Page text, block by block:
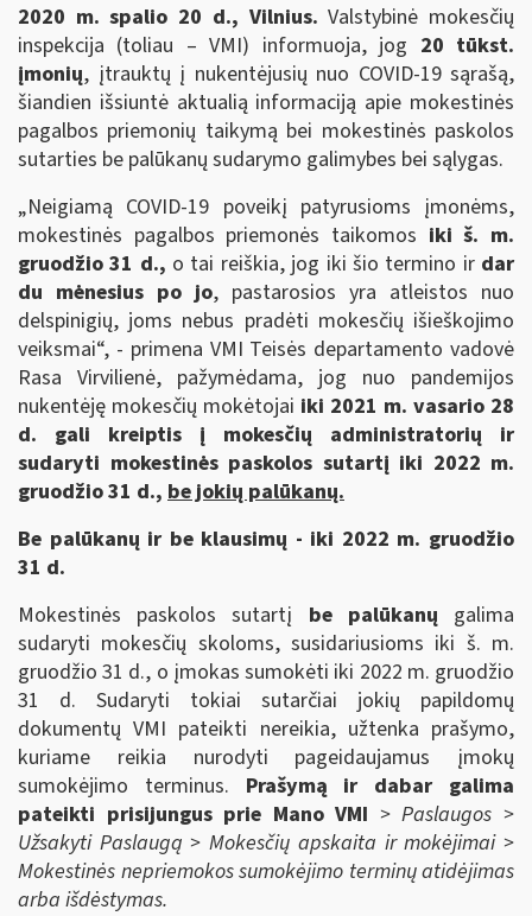
2020 m. spalio 20 d., Vilnius. Valstybinė mokesčių
inspekcija (toliau – VMI) informuoja, jog 20 tūkst.
įmonių, įtrauktų į nukentėjusių nuo COVID-19 sąrašą,
šiandien išsiuntė aktualią informaciją apie mokestinės
pagalbos priemonių taikymą bei mokestinės paskolos
sutarties be palūkanų sudarymo galimybes bei sąlygas.
„Neigiamą COVID-19 poveikį patyrusioms įmonėms,
mokestinės pagalbos priemonės taikomos iki š. m.
gruodžio 31 d., o tai reiškia, jog iki šio termino ir dar
du mėnesius po jo, pastarosios yra atleistos nuo
delspinigių, joms nebus pradėti mokesčių išieškojimo
veiksmai“, - primena VMI Teisės departamento vadovė
Rasa Virvilienė, pažymėdama, jog nuo pandemijos
nukentėję mokesčių mokėtojai iki 2021 m. vasario 28
d. gali kreiptis į mokesčių administratorių ir
sudaryti mokestinės paskolos sutartį iki 2022 m.
gruodžio 31 d., be jokių palūkanų.
Be palūkanų ir be klausimų - iki 2022 m. gruodžio
31 d.
Mokestinės paskolos sutartį be palūkanų galima
sudaryti mokesčių skoloms, susidariusioms iki š. m.
gruodžio 31 d., o įmokas sumokėti iki 2022 m. gruodžio
31 d. Sudaryti tokiai sutarčiai jokių papildomų
dokumentų VMI pateikti nereikia, užtenka prašymo,
kuriame reikia nurodyti pageidaujamus įmokų
sumokėjimo terminus. Prašymą ir dabar galima
pateikti prisijungus prie Mano VMI > Paslaugos >
Užsakyti Paslaugą > Mokesčių apskaita ir mokėjimai >
Mokestinės nepriemokos sumokėjimo terminų atidėjimas
arba išdėstymas.